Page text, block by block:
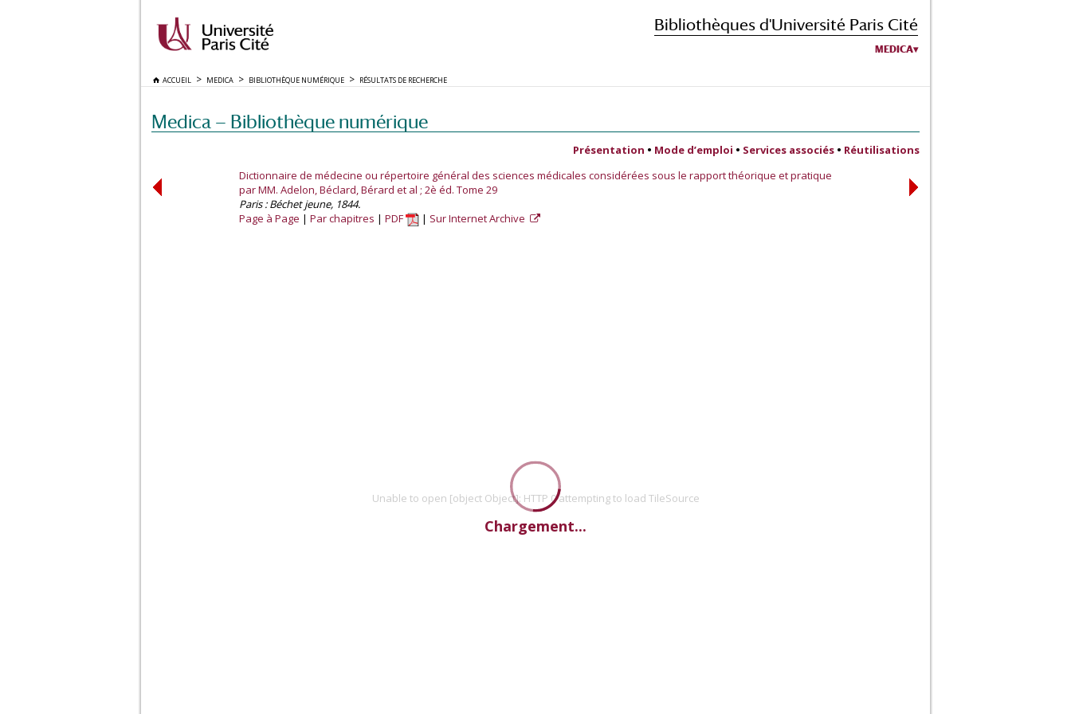
Bibliothèques d'Université Paris Cité
MEDICA
ACCUEIL MEDICA BIBLIOTHÈQUE NUMÉRIQUE RÉSULTATS DE RECHERCHE
Medica — Bibliothèque numérique
Présentation • Mode d’emploi • Services associés • Réutilisations
Dictionnaire de médecine ou répertoire général des sciences médicales considérées sous le rapport théorique et pratique
par MM. Adelon, Béclard, Bérard et al ; 2è éd. Tome 29
Paris : Béchet jeune, 1844.
Page à Page
Par chapitres PDF Sur Internet Archive
Unable to open [object Object]: HTTP 0 attempting to load TileSource
Chargement...